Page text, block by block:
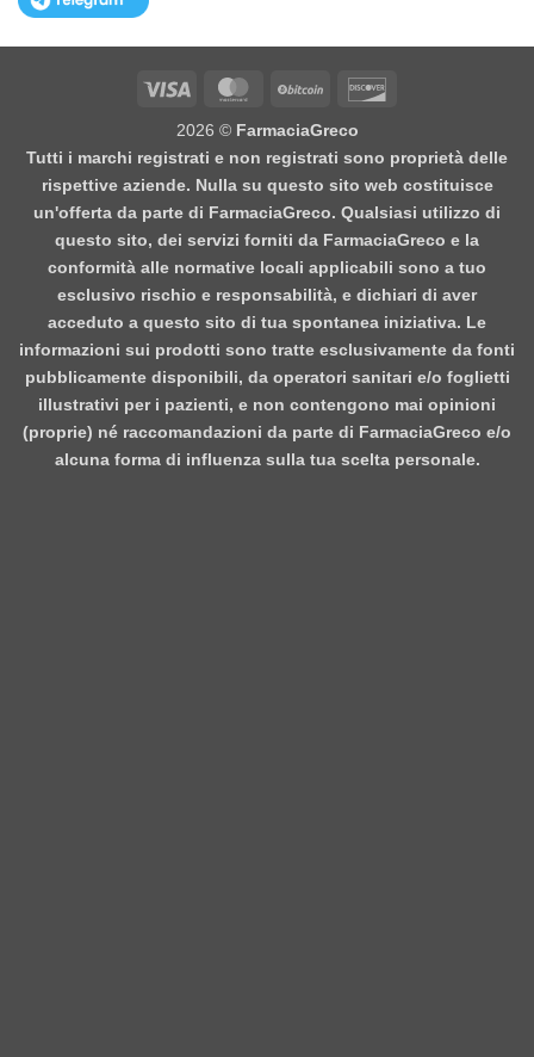
Visa MasterCardBitCoin
2026 © FarmaciaGreco
Tutti i marchi registrati e non registrati sono proprietà delle
rispettive aziende. Nulla su questo sito web costituisce
un'offerta da parte di FarmaciaGreco. Qualsiasi utilizzo di
questo sito, dei servizi forniti da FarmaciaGreco e la
conformità alle normative locali applicabili sono a tuo
esclusivo rischio e responsabilità, e dichiari di aver
acceduto a questo sito di tua spontanea iniziativa. Le
informazioni sui prodotti sono tratte esclusivamente da fonti
pubblicamente disponibili, da operatori sanitari e/o foglietti
illustrativi per i pazienti, e non contengono mai opinioni
(proprie) né raccomandazioni da parte di FarmaciaGreco e/o
alcuna forma di influenza sulla tua scelta personale.